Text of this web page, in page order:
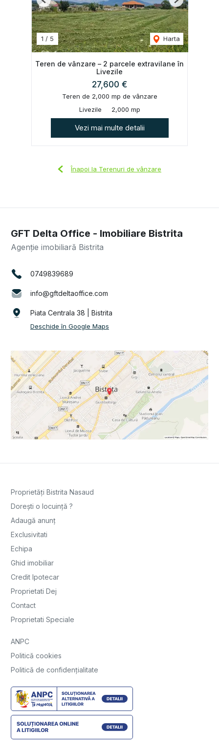
1 / 5 Harta
Previous Next
Teren de vânzare – 2 parcele extravilane în
Livezile
27,600 €
Teren de 2,000 mp de vânzare
Livezile
2,000 mp
Vezi mai multe detalii
Înapoi la Terenuri de vânzare
GFT Delta Office - Imobiliare Bistrita
Agenție imobiliară Bistrita
0749839689
info@gftdeltaoffice.com
Piata Centrala 38 | Bistrita
Deschide în Google Maps
Proprietăți Bistrita Nasaud
Dorești o locuință ?
Adaugă anunț
Exclusivitati
Echipa
Ghid imobiliar
Credit Ipotecar
Proprietati Dej
Contact
Proprietati Speciale
ANPC
Politică cookies
Politică de confidențialitate